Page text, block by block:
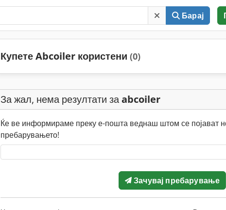
Барај
Купете Abcoiler користени (0)
За жал, нема резултати заabcoiler
Ќе ве информираме преку е-пошта веднаш штом се појават
пребарувањето!
Зачувај пребарување